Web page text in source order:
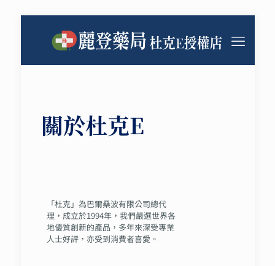
關於杜克E
「杜克」為巴爾桑波有限公司總代
理，成立於1994年，我們嚴選世界各
地優質創新的產品，多年來深受專業
人士好評，亦受到消費者喜愛。